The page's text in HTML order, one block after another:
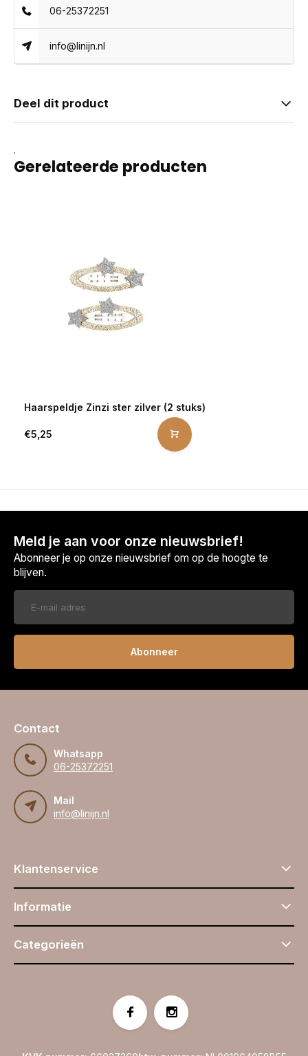
06-25372251
info@linijn.nl
Deel dit product
.
Gerelateerde producten
Haarspeldje Zinzi ster zilver (2 stuks)
€5,25
Meld je aan voor onze nieuwsbrief!
Abonneer je op onze nieuwsbrief om op de hoogte te
blijven.
Abonneer
Contact
Whatsapp
06-25372251
Mail
info@linijn.nl
Klantenservice
Informatie
Categorieën